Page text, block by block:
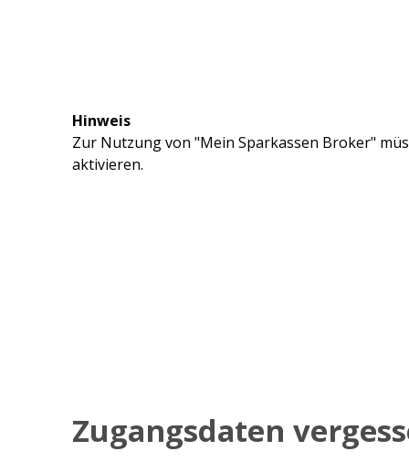
Hinweis
Zur Nutzung von "Mein Sparkassen Broker"
aktivieren.
Zugangsdaten